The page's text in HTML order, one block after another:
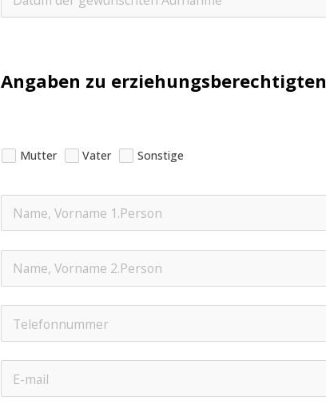
Angaben zu
Mutter Vater Sonstige